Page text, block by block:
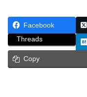
Facebook
Threads
Copy